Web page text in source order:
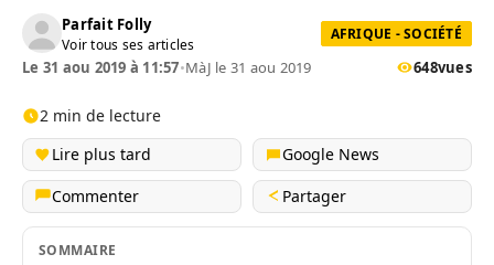
Parfait Folly
Voir tous ses articles
AFRIQUE - SOCIÉTÉ
Le 31 aou 2019 à 11:57•MàJ le 31 aou 2019 648vues
2 min de lecture
Lire plus tard
Google News
Commenter
Partager
SOMMAIRE